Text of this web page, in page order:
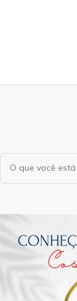
Procurando
algo?